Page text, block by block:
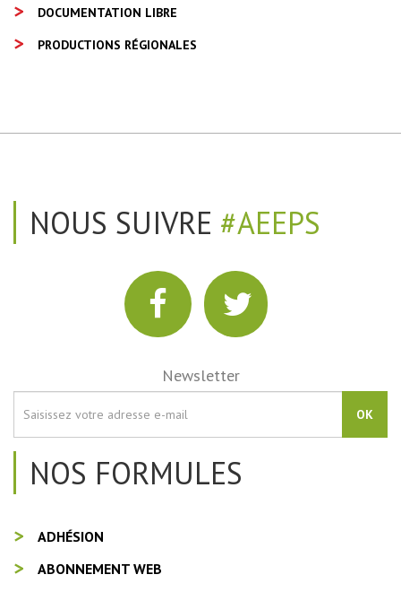
DOCUMENTATION LIBRE
PRODUCTIONS RÉGIONALES
NOUS SUIVRE #AEEPS
Newsletter
OK
NOS FORMULES
ADHÉSION
ABONNEMENT WEB